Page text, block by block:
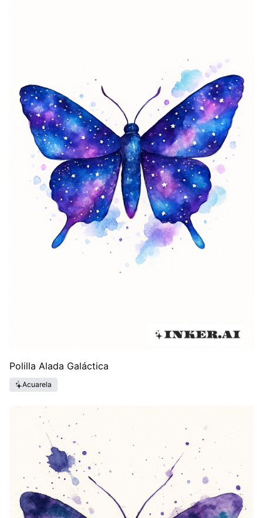
Polilla Alada Galáctica
Acuarela